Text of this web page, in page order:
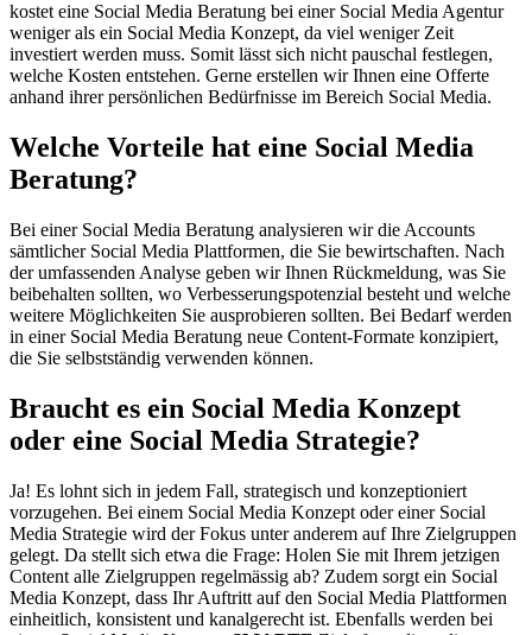
kostet eine Social Media Beratung bei einer Social Media Agentur
weniger als ein Social Media Konzept, da viel weniger Zeit
investiert werden muss. Somit lässt sich nicht pauschal festlegen,
welche Kosten entstehen. Gerne erstellen wir Ihnen eine Offerte
anhand ihrer persönlichen Bedürfnisse im Bereich Social Media.
Welche Vorteile hat eine Social Media
Beratung?
Bei einer Social Media Beratung analysieren wir die Accounts
sämtlicher Social Media Plattformen, die Sie bewirtschaften. Nach
der umfassenden Analyse geben wir Ihnen Rückmeldung, was Sie
beibehalten sollten, wo Verbesserungspotenzial besteht und welche
weitere Möglichkeiten Sie ausprobieren sollten. Bei Bedarf werden
in einer Social Media Beratung neue Content-Formate konzipiert,
die Sie selbstständig verwenden können.
Braucht es ein Social Media Konzept
oder eine Social Media Strategie?
Ja! Es lohnt sich in jedem Fall, strategisch und konzeptioniert
vorzugehen. Bei einem Social Media Konzept oder einer Social
Media Strategie wird der Fokus unter anderem auf Ihre Zielgruppen
gelegt. Da stellt sich etwa die Frage: Holen Sie mit Ihrem jetzigen
Content alle Zielgruppen regelmässig ab? Zudem sorgt ein Social
Media Konzept, dass Ihr Auftritt auf den Social Media Plattformen
einheitlich, konsistent und kanalgerecht ist. Ebenfalls werden bei